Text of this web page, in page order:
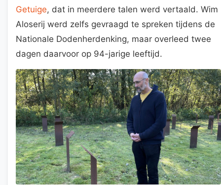
Getuige, dat in meerdere talen werd vertaald. Wim
Aloserij werd zelfs gevraagd te spreken tijdens de
Nationale Dodenherdenking, maar overleed twee
dagen daarvoor op 94-jarige leeftijd.